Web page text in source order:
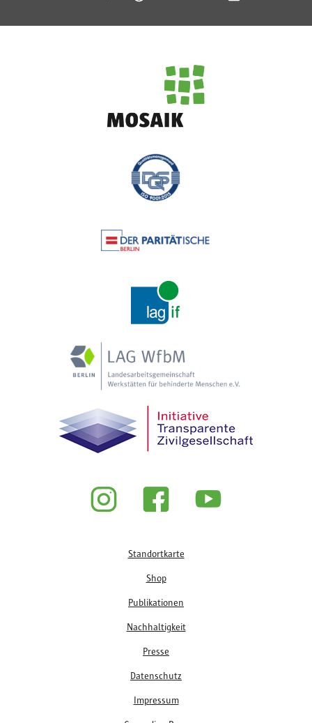
Standortkarte
Shop
Publikationen
Nachhaltigkeit
Presse
Datenschutz
Impressum